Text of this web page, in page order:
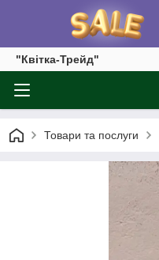
"Квітка-Трейд"
Товари та послуги